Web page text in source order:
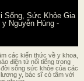
Sức Khỏe Gia
y Nguyễn Hùng-
các kiến thức về y khoa,
điện tử nổi tiếng trong
sống sức khỏe của các
y, bác sĩ có tâm với